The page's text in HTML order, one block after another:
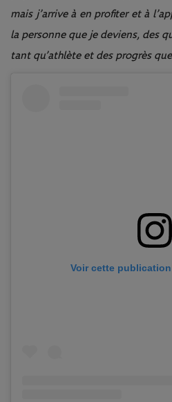
mais j’arrive à en profiter et à
la personne que je deviens, des
tant qu’athlète et des progrès
Voir cette